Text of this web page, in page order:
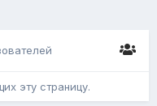
эту страницу.